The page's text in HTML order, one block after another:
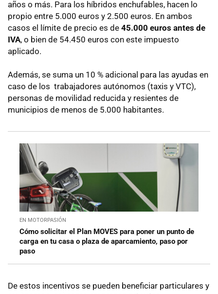
años o más. Para los híbridos enchufables, hacen lo
propio entre 5.000 euros y 2.500 euros. En ambos
casos el límite de precio es de 45.000 euros antes de
IVA, o bien de 54.450 euros con este impuesto
aplicado.
Además, se suma un 10 % adicional para las ayudas en
caso de los trabajadores autónomos (taxis y VTC),
personas de movilidad reducida y resientes de
municipios de menos de 5.000 habitantes.
EN MOTORPASIÓN
Cómo solicitar el Plan MOVES para poner un punto de
carga en tu casa o plaza de aparcamiento, paso por
paso
De estos incentivos se pueden beneficiar particulares y